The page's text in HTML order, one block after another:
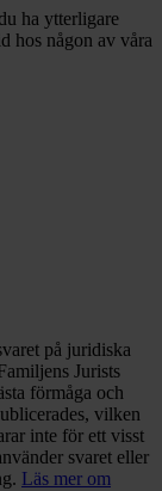
ha ytterligare
hos någon av våra
på juridiska
Jurists
förmåga och
vilken
inte för ett visst
svaret eller
Läs mer om